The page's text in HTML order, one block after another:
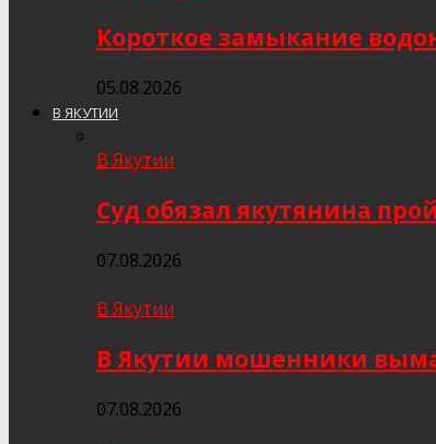
Короткое замыкание
05.08.2026
В ЯКУТИИ
В Якутии
Суд обязал якутянина
07.08.2026
В Якутии
В Якутии мошенники
07.08.2026